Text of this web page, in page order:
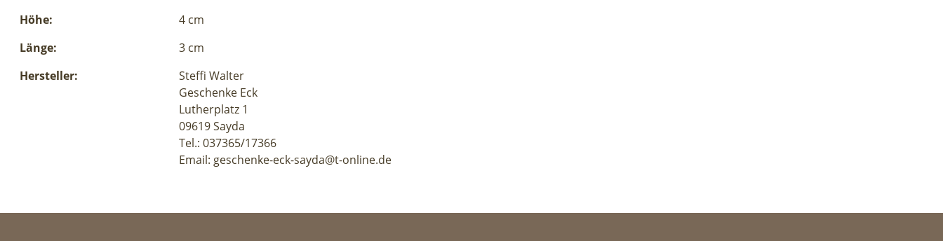
Höhe:
4 cm
Länge:
3 cm
Hersteller:
Steffi Walter
Geschenke Eck
Lutherplatz 1
09619 Sayda
Tel.: 037365/17366
Email: geschenke-eck-sayda@t-online.de